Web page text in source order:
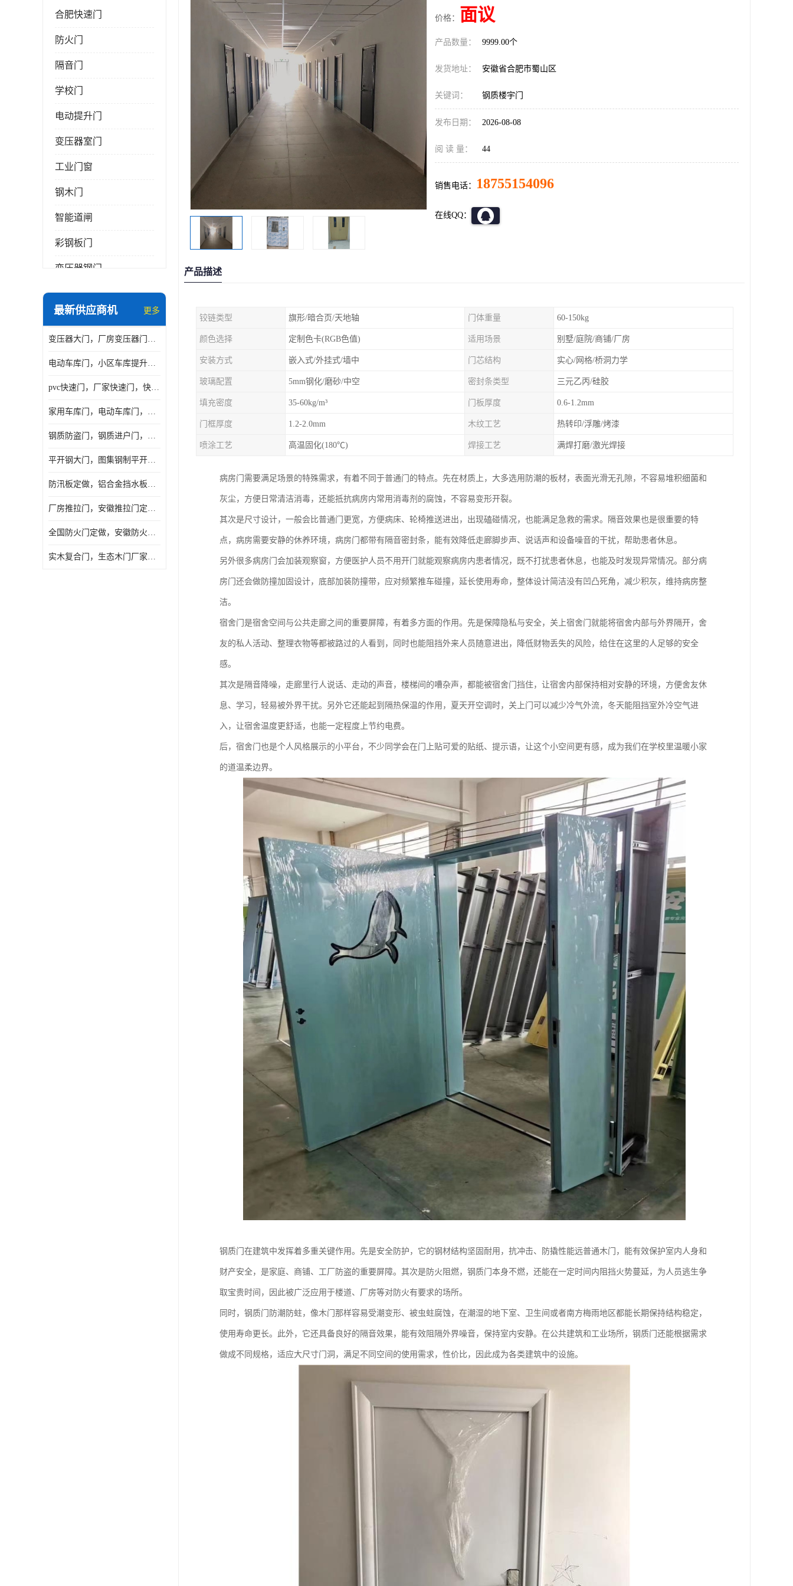
合肥快速门
防火门
隔音门
学校门
电动提升门
变压器室门
工业门窗
钢木门
智能道闸
彩钢板门
变压器钢门
非标门
抗爆门
快速门
最新供应商机 更多
变压器大门，厂房变压器门，配电所钢大门，变压器室钢大门
电动车库门，小区车库提升门，安徽提升门厂家，工业滑升门
pvc快速门，厂家快速门，快速卷帘门，感应快速门
家用车库门，电动车库门，车库滑升门，车库门安装
钢质防盗门，钢质进户门，钢质非标门厂家
平开钢大门，图集钢制平开门，厂房平开大门
防汛板定做，铝合金挡水板门，地库挡水板
厂房推拉门，安徽推拉门定做，夹芯板平移大门
全国防火门定做，安徽防火门批发，防火门价格
实木复合门，生态木门厂家，免漆门定做，安徽木门厂家直销
价格： 面议
产品数量： 9999.00个
发货地址： 安徽省合肥市蜀山区
关键词： 钢质楼宇门
发布日期： 2026-08-08
阅 读 量： 44
销售电话： 18755154096
在线QQ：
产品描述
铰链类型 旗形/暗合页/天地轴 门体重量 60-150kg
颜色选择 定制色卡(RGB色值) 适用场景 别墅/庭院/商铺/厂房
安装方式 嵌入式/外挂式/墙中 门芯结构 实心/网格/桥洞力学
玻璃配置 5mm钢化/磨砂/中空 密封条类型 三元乙丙/硅胶
填充密度 35-60kg/m³ 门板厚度 0.6-1.2mm
门框厚度 1.2-2.0mm 木纹工艺 热转印/浮雕/烤漆
喷涂工艺 高温固化(180℃) 焊接工艺 满焊打磨/激光焊接
病房门需要满足场景的特殊需求，有着不同于普通门的特点。先在材质上，大多选用防潮的板材，表面光滑无孔隙，不容易堆积细菌和
灰尘，方便日常清洁消毒，还能抵抗病房内常用消毒剂的腐蚀，不容易变形开裂。
其次是尺寸设计，一般会比普通门更宽，方便病床、轮椅推送进出，出现磕碰情况，也能满足急救的需求。隔音效果也是很重要的特
点，病房需要安静的休养环境，病房门都带有隔音密封条，能有效降低走廊脚步声、说话声和设备噪音的干扰，帮助患者休息。
另外很多病房门会加装观察窗，方便医护人员不用开门就能观察病房内患者情况，既不打扰患者休息，也能及时发现异常情况。部分病
房门还会做防撞加固设计，底部加装防撞带，应对频繁推车碰撞，延长使用寿命，整体设计简洁没有凹凸死角，减少积灰，维持病房整
洁。
宿舍门是宿舍空间与公共走廊之间的重要屏障，有着多方面的作用。先是保障隐私与安全，关上宿舍门就能将宿舍内部与外界隔开，舍
友的私人活动、整理衣物等都被路过的人看到，同时也能阻挡外来人员随意进出，降低财物丢失的风险，给住在这里的人足够的安全
感。
其次是隔音降噪，走廊里行人说话、走动的声音，楼梯间的嘈杂声，都能被宿舍门挡住，让宿舍内部保持相对安静的环境，方便舍友休
息、学习，轻易被外界干扰。另外它还能起到隔热保温的作用，夏天开空调时，关上门可以减少冷气外流，冬天能阻挡室外冷空气进
入，让宿舍温度更舒适，也能一定程度上节约电费。
后，宿舍门也是个人风格展示的小平台，不少同学会在门上贴可爱的贴纸、提示语，让这个小空间更有感，成为我们在学校里温暖小家
的道温柔边界。
钢质门在建筑中发挥着多重关键作用。先是安全防护，它的钢材结构坚固耐用，抗冲击、防撬性能远普通木门，能有效保护室内人身和
财产安全，是家庭、商铺、工厂防盗的重要屏障。其次是防火阻燃，钢质门本身不燃，还能在一定时间内阻挡火势蔓延，为人员逃生争
取宝贵时间，因此被广泛应用于楼道、厂房等对防火有要求的场所。
同时，钢质门防潮防蛀，像木门那样容易受潮变形、被虫蛀腐蚀，在潮湿的地下室、卫生间或者南方梅雨地区都能长期保持结构稳定，
使用寿命更长。此外，它还具备良好的隔音效果，能有效阻隔外界噪音，保持室内安静。在公共建筑和工业场所，钢质门还能根据需求
做成不同规格，适应大尺寸门洞，满足不同空间的使用需求，性价比，因此成为各类建筑中的设施。